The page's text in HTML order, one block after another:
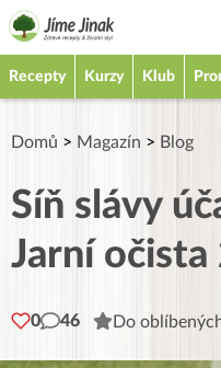
Recepty Kurzy Klub
Domů > Magazín > Blog
Síň slávy
Jarní očista
0 46 Do